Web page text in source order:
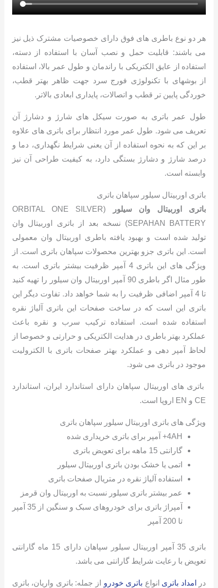
هر دو نوع باطری های فوق دارای خصوصیات مشترک ذیل نیز
می باشند: قابلیت حمل و نصب آسان با استفاده از دسته،
استفاده از عایق الکتریکی با راندمان و طول عمر بالا، استفاده
از بوشهای با تکنولوژی فورج سرد جهت ظاهر بهتر قطب،
خوردگی پایین تر قطب و اتصالات، پایداری ابعادی بالاتر.
طول عمر باتری به صورت سیکل های شارژ و دشارژ آن
تعریف می شود. طول عمر مورد انتظار برای باتری های علاوه
بر این که به نحوه استفاده از آن یعنی شرایط نگهداری، دما و
درصد شارژ و دشارژ بستگی دارد، به کیفیت طراحی آن نیز
وابسته است.
باتری اوربیتال سیلور سپاهان باتری
باتری اوربیتال وان سیلور
(ORBITAL ONE SILVER
SEPAHAN BATTERY) نسخه بعد از باتری اوربیتال وان
تولید شده است و بهبود یافته باطری اوربیتال وان معمولی
است. این باتری جزو بهترین محصولات سپاهان باتری است. از
ویژگی های این باتری 4 آمپر ظرفیت بیشتر باتری است. به
طور مثال اگر باطری 90 آمپر اوربیتال وان سیلور را تهیه کنید
تا 4 آمپر اضافی ظرفیت را به شما خواهد داد. تفاوت دیگر این
باتری این است که در ساخت صفحات این باتری آلیاژ نقره
استفاده شده است. استفاده ترکیب سرب و نقره باعث
عملکرد بهتر باطری در هدایت الکتریکی و حرارتی و خصوصا از
لحاظ آمپر دهی و عملکرد بهتر صفحات باتری با الکترولیت
موجود در باتری می شود.
باتری های اوربیتال سپاهان دارای استاندارد ایران، استاندارد
CE و EN اروپا است.
ویژگی های باتری اوربیتال سیلور سپاهان باتری
4AH+ آمپر برای باتری خریداری شده
گارانتی 15 ماهه برای تعویض باتری
اتمی یا خشک بودن باتری اوربیتال سیلور
استفاده آلیاژ نقره در متریال صفحات باتری
عمر بیشتر باتری سیلور نسبت به اوربیتال وان قرمز
آمپراژ باتری برای خودروهای سبک و سنگین از 35 آمپر
تا 200 آمپر
باتری 35 آمپر اوربیتال سیلور سپاهان دارای 15 ماه گارانتی
تعویض با رعایت شرایط گارانتی می باشد.
در امداد باتری انواع باتری خودرو از جمله: باتری واریان، باتری